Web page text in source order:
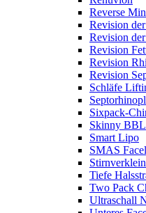
Reverse
Revision
Revision
Revision
Revision
Revision
Schläfe
Sixpack-
Skinny BBL
Smart Lipo
SMAS
Tiefe
Two Pack
Ultraschall